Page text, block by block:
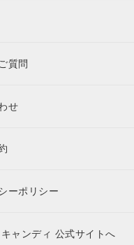
質問
せ
ーポリシー
ャンディ 公式サイトへ